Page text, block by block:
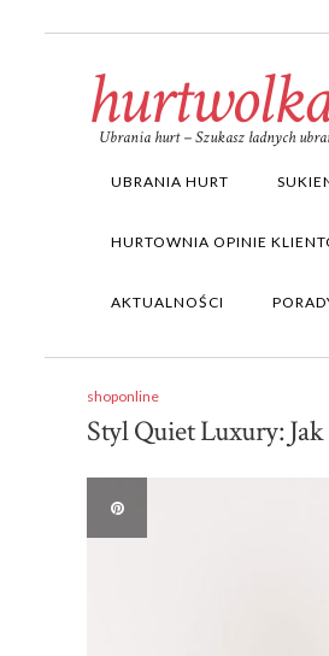
Ubrania hurt – Szukasz ładnych
UBRANIA HURT
HURTOWNIA OPINIE
AKTUALNOŚCI
shoponline
Styl Quiet Luxury: